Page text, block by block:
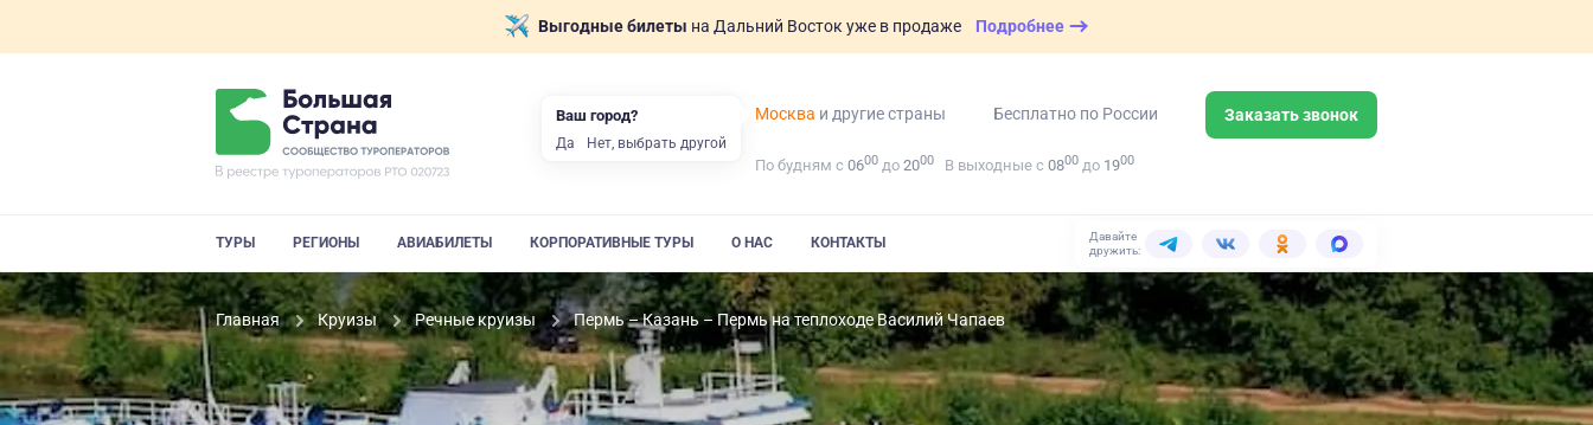
Выгодные билеты на Дальний Восток уже в продаже Подробнее
Москва и другие страны Бесплатно по России Заказать звонок
По будням с 0600 до 2000 В выходные с 0800 до 1900
ТУРЫ РЕГИОНЫ АВИАБИЛЕТЫ КОРПОРАТИВНЫЕ ТУРЫ О НАС КОНТАКТЫ
Давайте
дружить:
Главная Круизы Речные круизы Пермь – Казань – Пермь на теплоходе Василий Чапаев
Ваш город?
Да Нет, выбрать другой